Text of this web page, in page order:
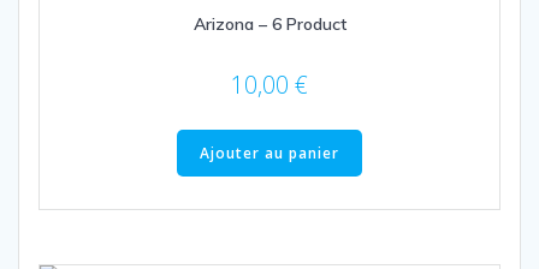
Arizona – 6 Product
10,00 €
Ajouter au panier